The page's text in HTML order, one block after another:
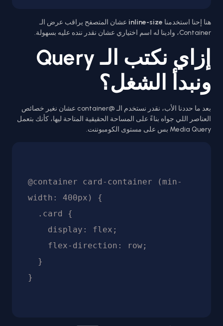
هنا إحنا استخدمنا inline-size عشان المتصفح يراقب عرض الـ
Container، وادينا له اسم اختياري عشان نقدر ننده عليه بسهولة.
إزاي نكتب الـ Query
ونبدأ الشغل؟
بعد ما حددنا الأب، نقدر نستخدم الـ @container عشان نغير خصائص
العناصر اللي جواه بناءً على المساحة الحقيقية المتاحة ليها، كأنك بتعمل
Media Query بس على مستوى الكومبوننت.
@container card-container (min-
width: 400px) {